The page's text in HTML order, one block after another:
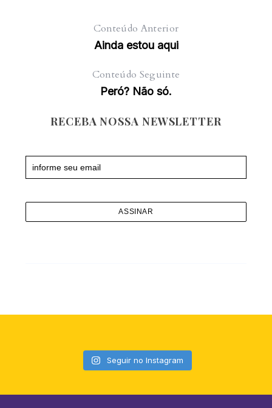
Conteúdo Anterior
Ainda estou aqui
Conteúdo Seguinte
Peró? Não só.
RECEBA NOSSA NEWSLETTER
Seguir no Instagram